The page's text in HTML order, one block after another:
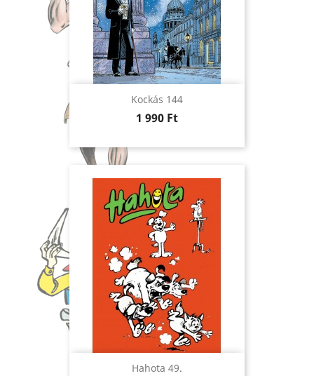
Kockás 144
Ár
1 990 Ft
Hahota 49.